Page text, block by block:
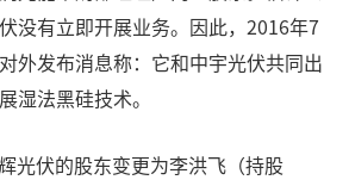
没有立即开展业务。因此，2016年7
外发布消息称：它和中宇光伏共同出
湿法黑硅技术。
光伏的股东变更为李洪飞（持股